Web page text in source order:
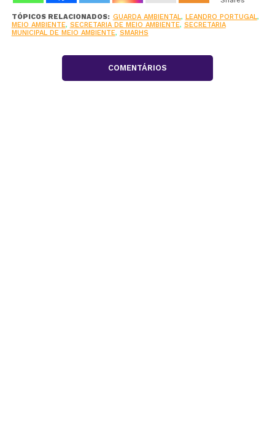
TÓPICOS RELACIONADOS: GUARDA AMBIENTAL, LEANDRO PORTUGAL,
MEIO AMBIENTE, SECRETARIA DE MEIO AMBIENTE, SECRETARIA
MUNICIPAL DE MEIO AMBIENTE, SMARHS
COMENTÁRIOS